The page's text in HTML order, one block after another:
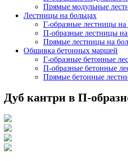
Прямые модульные
Лестницы на больцах
Г-образные лестницы на
П-образные лестницы
Прямые лестницы на
Обшивка бетонных маршей
Г-образные бетонные
П-образные бетонные
Прямые бетонные
Дуб кантри в П-